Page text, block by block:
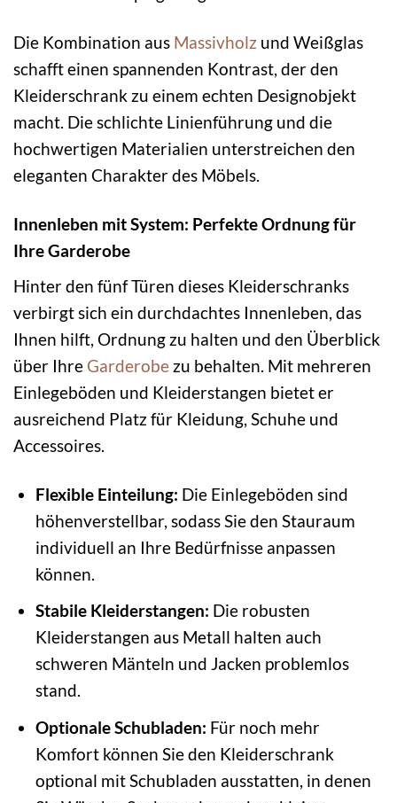
Die Kombination aus Massivholz und Weißglas
schafft einen spannenden Kontrast, der den
Kleiderschrank zu einem echten Designobjekt
macht. Die schlichte Linienführung und die
hochwertigen Materialien unterstreichen den
eleganten Charakter des Möbels.
Innenleben mit System: Perfekte Ordnung für
Ihre Garderobe
Hinter den fünf Türen dieses Kleiderschranks
verbirgt sich ein durchdachtes Innenleben, das
Ihnen hilft, Ordnung zu halten und den Überblick
über Ihre Garderobe zu behalten. Mit mehreren
Einlegeböden und Kleiderstangen bietet er
ausreichend Platz für Kleidung, Schuhe und
Accessoires.
Flexible Einteilung: Die Einlegeböden sind
höhenverstellbar, sodass Sie den Stauraum
individuell an Ihre Bedürfnisse anpassen
können.
Stabile Kleiderstangen: Die robusten
Kleiderstangen aus Metall halten auch
schweren Mänteln und Jacken problemlos
stand.
Optionale Schubladen: Für noch mehr
Komfort können Sie den Kleiderschrank
optional mit Schubladen ausstatten, in denen